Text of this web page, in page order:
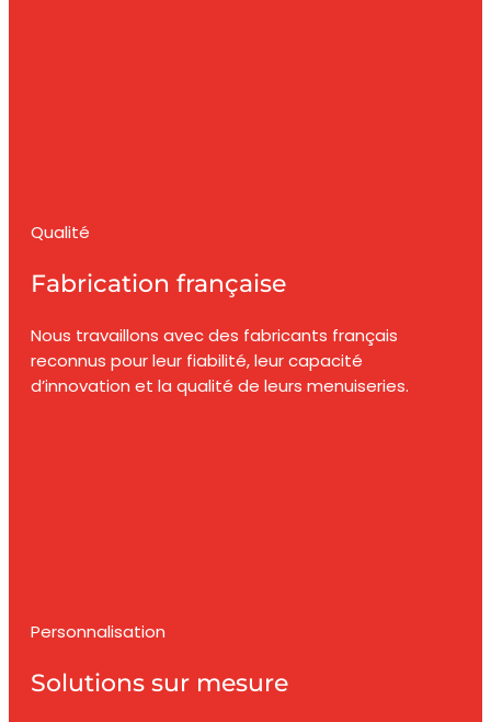
Qualité
Fabrication française
Nous travaillons avec des fabricants français
reconnus pour leur fiabilité, leur capacité
d’innovation et la qualité de leurs menuiseries.
Personnalisation
Solutions sur mesure